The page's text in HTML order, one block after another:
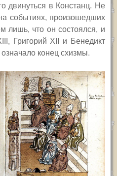
двинуться в Констанц. Не
событиях, произошедших
лишь, что он состоялся, и
Григорий XII и Бенедикт
конец схизмы.